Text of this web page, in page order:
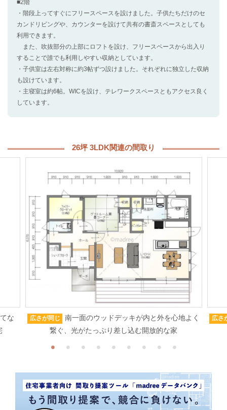
■2階
・階段上ってすぐにフリースペースを設けました。子供たちだけのセ
カンドリビングや、カウンターを設けて共有の書斎スペースとしても
利用できます。
また、吹抜部分の上部にロフトを設け、フリースペースから出入り
することで誰でも利用しやすい収納としています。
・子供室は左右対称に約3帖ずつ設けました。それぞれに独立した収納
も設けています。
・主寝室は約6帖。WICを設け、テレワークスペースともアクセス良く
しています。
26坪 3LDK関連の間取り
な
広さが同じ
南一面のウッドデッキが内と外を心地よく
繋ぐ、光がたっぷり差し込む開放的な家
広さ